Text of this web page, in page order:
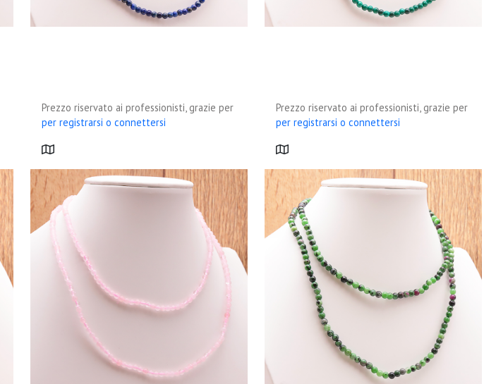
Prezzo riservato ai professionisti, grazie per
per registrarsi o connettersi
Prezzo riservato ai professionisti, grazie per
per registrarsi o connettersi